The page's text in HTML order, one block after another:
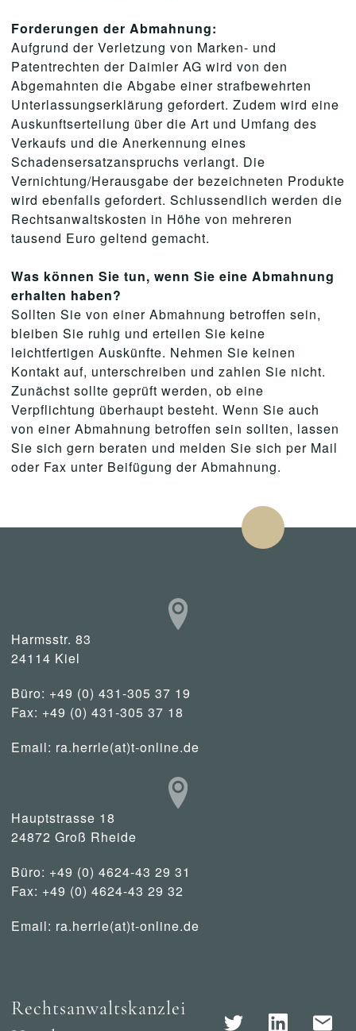
Forderungen der Abmahnung:
Aufgrund der Verletzung von Marken- und
Patentrechten der Daimler AG wird von den
Abgemahnten die Abgabe einer strafbewehrten
Unterlassungserklärung gefordert. Zudem wird eine
Auskunftserteilung über die Art und Umfang des
Verkaufs und die Anerkennung eines
Schadensersatzanspruchs verlangt. Die
Vernichtung/Herausgabe der bezeichneten Produkte
wird ebenfalls gefordert. Schlussendlich werden die
Rechtsanwaltskosten in Höhe von mehreren
tausend Euro geltend gemacht.
Was können Sie tun, wenn Sie eine Abmahnung
erhalten haben?
Sollten Sie von einer Abmahnung betroffen sein,
bleiben Sie ruhig und erteilen Sie keine
leichtfertigen Auskünfte. Nehmen Sie keinen
Kontakt auf, unterschreiben und zahlen Sie nicht.
Zunächst sollte geprüft werden, ob eine
Verpflichtung überhaupt besteht. Wenn Sie auch
von einer Abmahnung betroffen sein sollten, lassen
Sie sich gern beraten und melden Sie sich per Mail
oder Fax unter Beifügung der Abmahnung.
Harmsstr. 83
24114 Kiel
Büro: +49 (0) 431-305 37 19
Fax: +49 (0) 431-305 37 18
Email: ra.herrle(at)t-online.de
Hauptstrasse 18
24872 Groß Rheide
Büro: +49 (0) 4624-43 29 31
Fax: +49 (0) 4624-43 29 32
Email: ra.herrle(at)t-online.de
Rechtsanwaltskanzlei